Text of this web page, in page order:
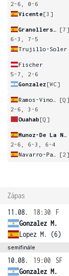
2-6, 0-6
Vicente[3]
[7]
6-3, 7-5
Trujillo-Soler
Fischer
5-7, 2-6
Gonzalez [WC]
[Q]
2-6, 3-6
Ouahab [Q]
2-6, 6-3, 6-4
[2]
Zápas
11.08.
18:30
F
Gonzalez M.
Lopez M. (6)
semifinále
10.08. 19:00
SF
Gonzalez M.